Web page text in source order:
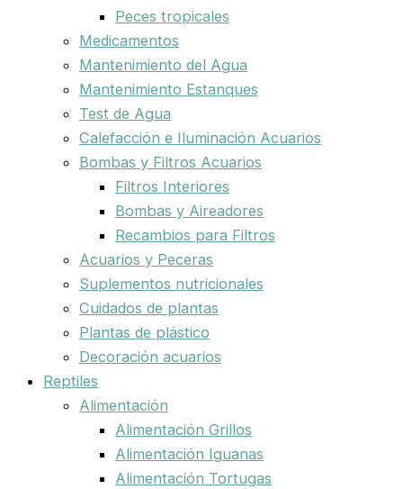
Peces tropicales
Medicamentos
Mantenimiento del Agua
Mantenimiento Estanques
Test de Agua
Calefacción e Iluminación Acuarios
Bombas y Filtros Acuarios
Filtros Interiores
Bombas y Aireadores
Recambios para Filtros
Acuarios y Peceras
Suplementos nutricionales
Cuidados de plantas
Plantas de plástico
Decoración acuarios
Reptiles
Alimentación
Alimentación Grillos
Alimentación Iguanas
Alimentación Tortugas